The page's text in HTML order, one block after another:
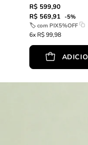
R$ 599,90
R$ 569,91 -5%
🏷 com PIX5%OFF
6x R$ 99,98